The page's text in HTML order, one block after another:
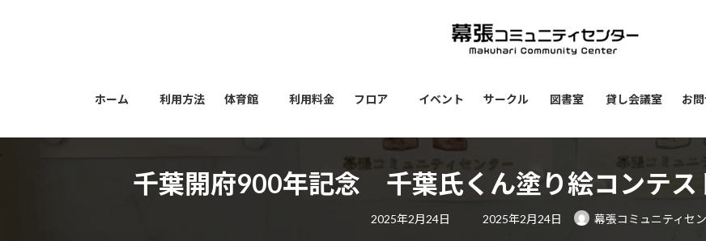
ホーム 利用方法 体育館 利用料金 フロア イベント サークル 図書室 貸し会議室 お
千葉開府900年記念 千葉氏くん塗り絵コンテ
2025年2月24日
最
終
2025年2月24日 幕張コミュニティセ